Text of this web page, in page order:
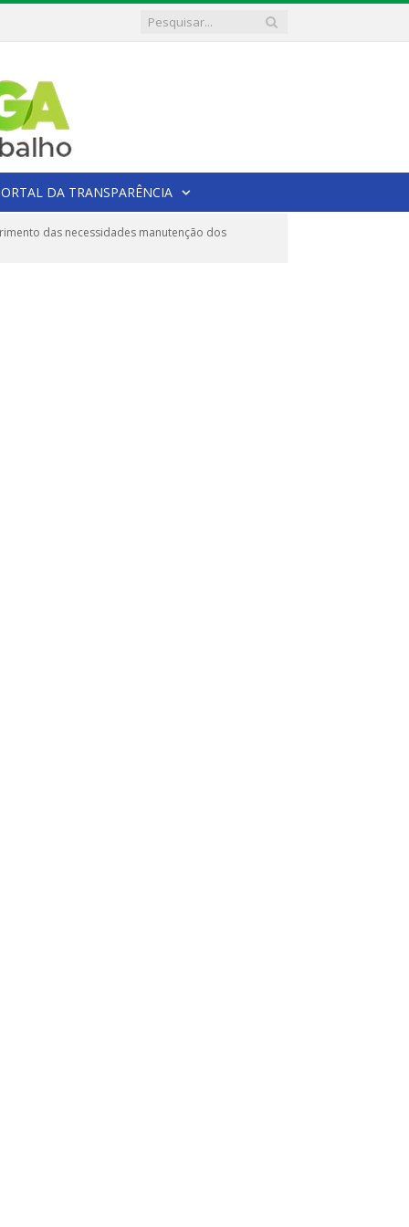
DA TRANSPARÊNCIA
das necessidades manutenção dos